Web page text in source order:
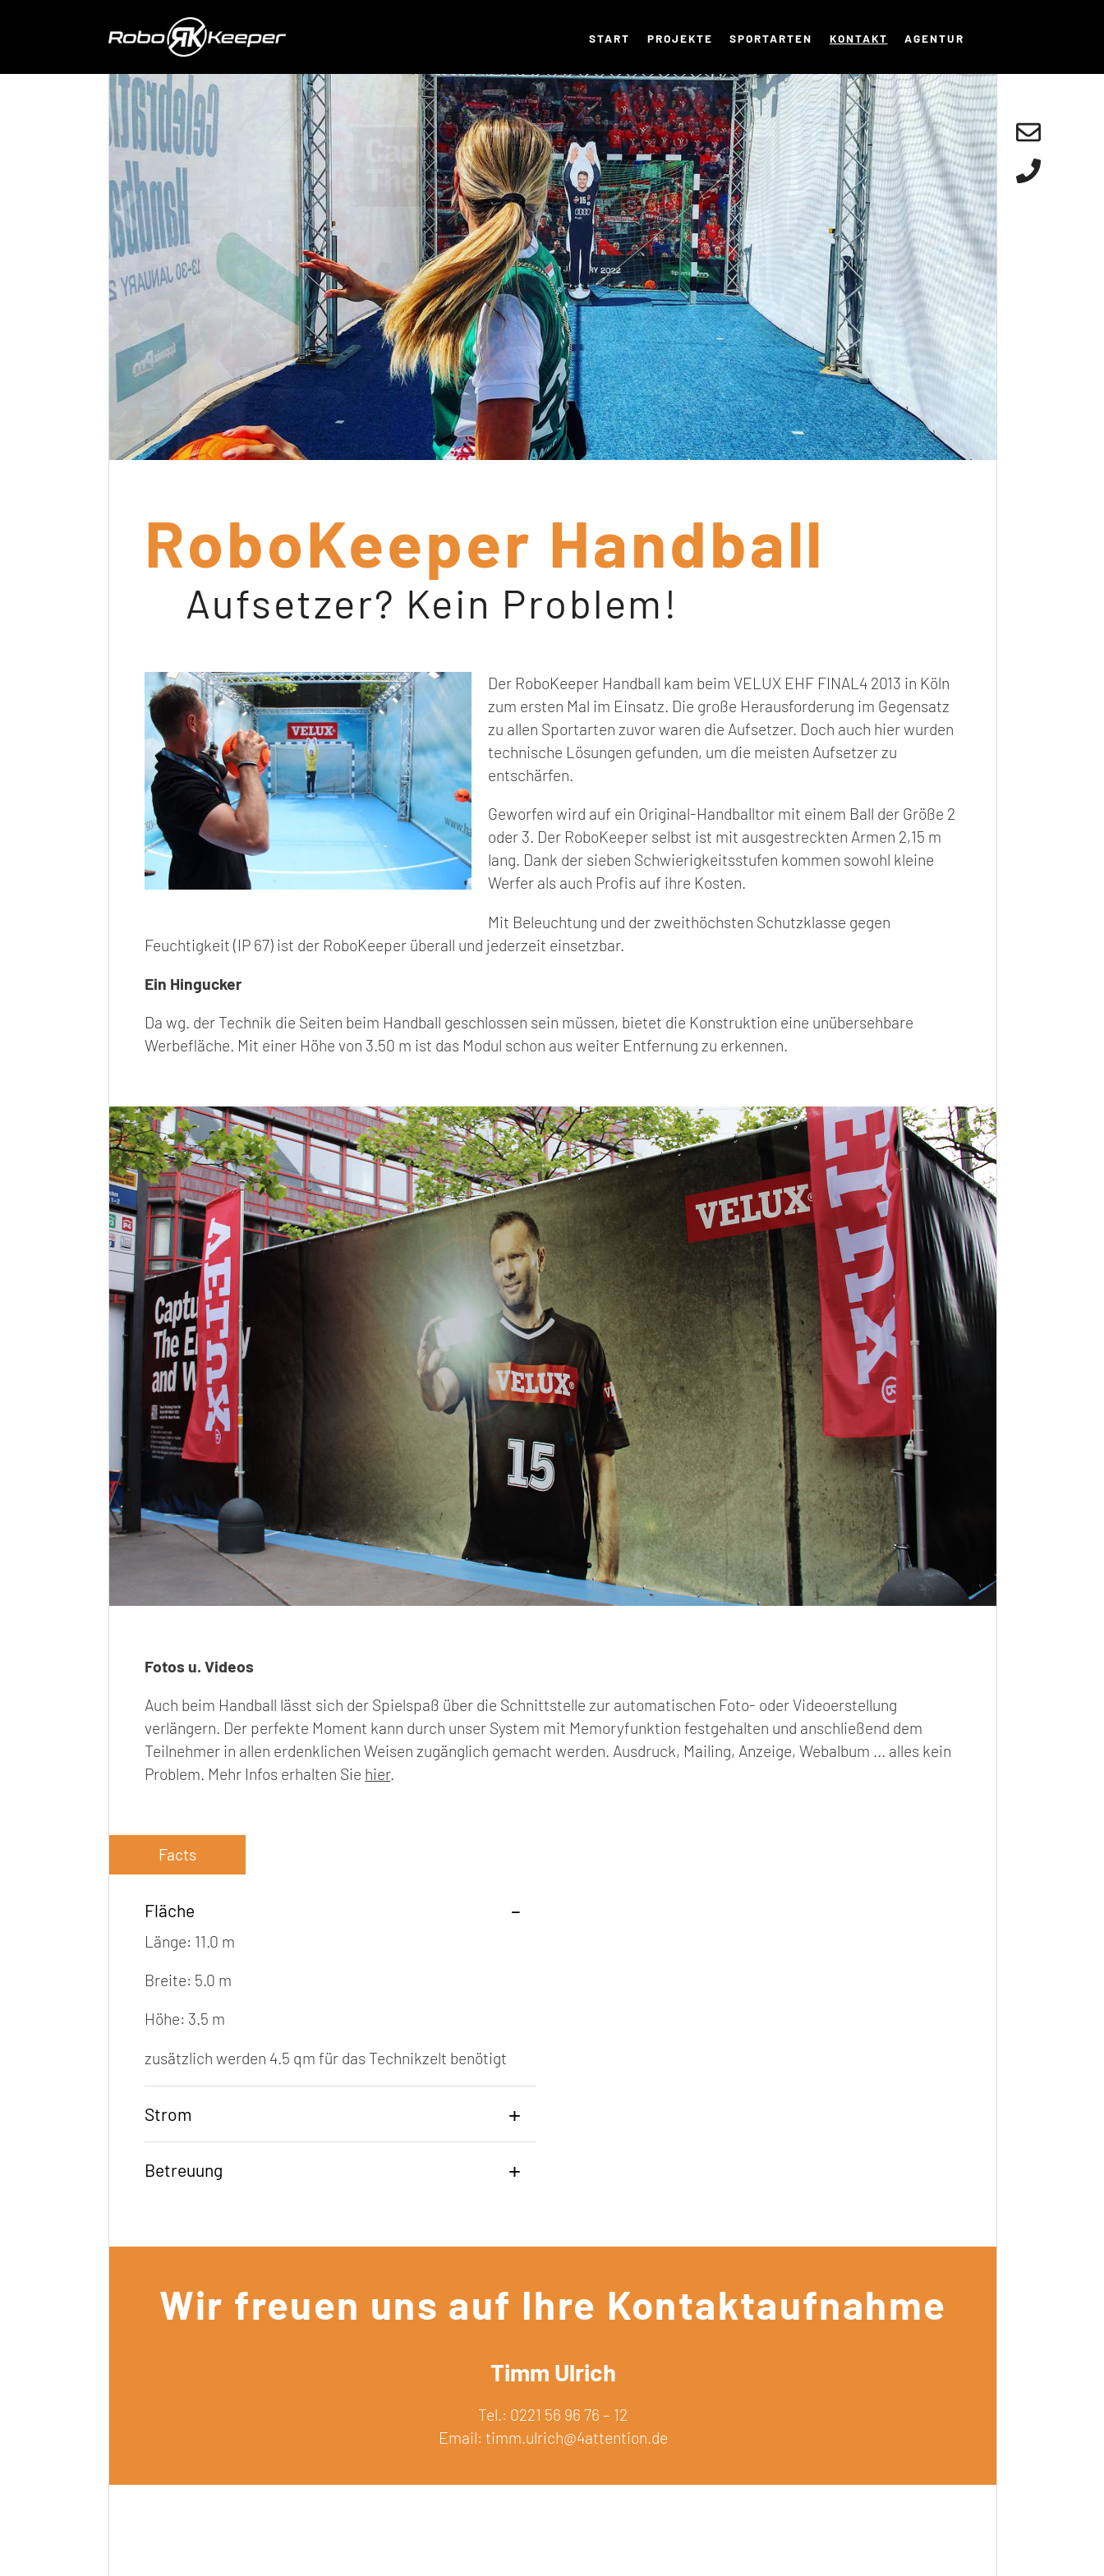
START PROJEKTE SPORTARTEN KONTAKT AGENTUR
RoboKeeper Handball
Aufsetzer? Kein Problem!
Der RoboKeeper Handball kam beim VELUX EHF FINAL4 2013 in Köln
zum ersten Mal im Einsatz. Die große Herausforderung im Gegensatz
zu allen Sportarten zuvor waren die Aufsetzer. Doch auch hier wurden
technische Lösungen gefunden, um die meisten Aufsetzer zu
entschärfen.
Geworfen wird auf ein Original-Handballtor mit einem Ball der Größe 2
oder 3. Der RoboKeeper selbst ist mit ausgestreckten Armen 2,15 m
lang. Dank der sieben Schwierigkeitsstufen kommen sowohl kleine
Werfer als auch Profis auf ihre Kosten.
Mit Beleuchtung und der zweithöchsten Schutzklasse gegen
Feuchtigkeit (IP 67) ist der RoboKeeper überall und jederzeit einsetzbar.
Ein Hingucker
Da wg. der Technik die Seiten beim Handball geschlossen sein müssen, bietet die Konstruktion eine unübersehbare
Werbefläche. Mit einer Höhe von 3.50 m ist das Modul schon aus weiter Entfernung zu erkennen.
Fotos u. Videos
Auch beim Handball lässt sich der Spielspaß über die Schnittstelle zur automatischen Foto- oder Videoerstellung
verlängern. Der perfekte Moment kann durch unser System mit Memoryfunktion festgehalten und anschließend dem
Teilnehmer in allen erdenklichen Weisen zugänglich gemacht werden. Ausdruck, Mailing, Anzeige, Webalbum ... alles kein
Problem. Mehr Infos erhalten Sie hier.
Facts
Fläche
Länge: 11.0 m
Breite: 5.0 m
Höhe: 3.5 m
zusätzlich werden 4.5 qm für das Technikzelt benötigt
Strom
Betreuung
Wir freuen uns auf Ihre Kontaktaufnahme
Timm Ulrich
Tel.: 0221 56 96 76 – 12
Email: timm.ulrich@4attention.de